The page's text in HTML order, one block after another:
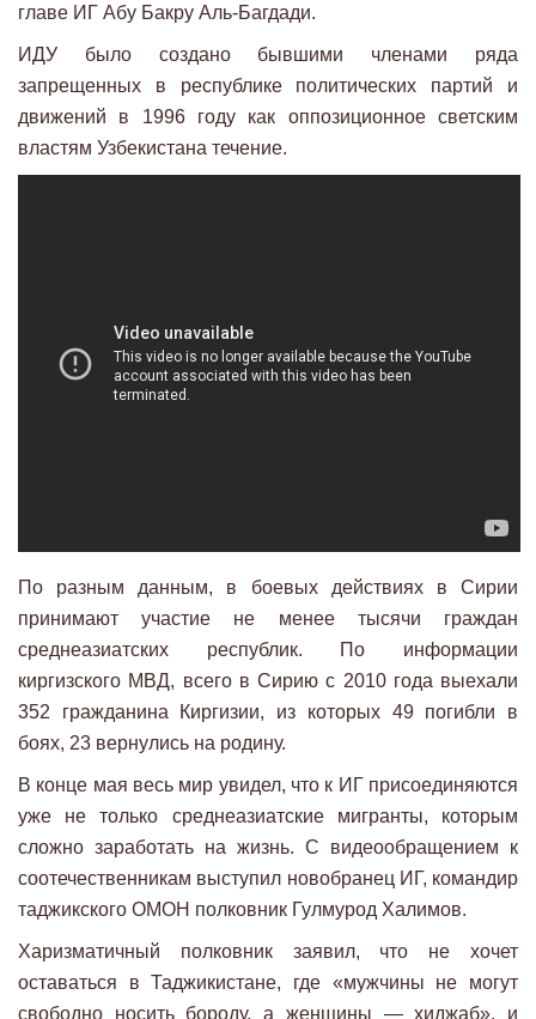
главе ИГ Абу Бакру Аль-Багдади.
ИДУ было создано бывшими членами ряда
запрещенных в республике политических партий и
движений в 1996 году как оппозиционное светским
властям Узбекистана течение.
По разным данным, в боевых действиях в Сирии
принимают участие не менее тысячи граждан
среднеазиатских республик. По информации
киргизского МВД, всего в Сирию с 2010 года выехали
352 гражданина Киргизии, из которых 49 погибли в
боях, 23 вернулись на родину.
В конце мая весь мир увидел, что к ИГ присоединяются
уже не только среднеазиатские мигранты, которым
сложно заработать на жизнь. С видеообращением к
соотечественникам выступил новобранец ИГ, командир
таджикского ОМОН полковник Гулмурод Халимов.
Харизматичный полковник заявил, что не хочет
оставаться в Таджикистане, где «мужчины не могут
свободно носить бороду, а женщины — хиджаб», и